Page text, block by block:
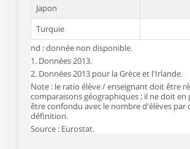
Japon
Turquie
nd : donnée non disponible.
1. Données 2013.
2. Données 2013 pour la Grèce et l'Irlande.
Note : le ratio élève / enseignant doit être
comparaisons géographiques ; il ne doit en
être confondu avec le nombre d'élèves par
définition.
Source : Eurostat.